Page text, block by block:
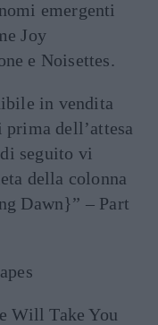
emergenti
Joy
e Noisettes.
in vendita
dell’attesa
seguito vi
della colonna
Dawn}” – Part
Will Take You